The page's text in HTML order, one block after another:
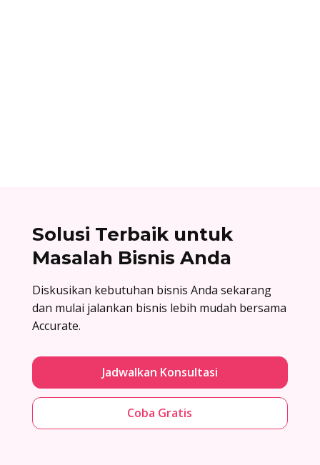
Solusi Terbaik untuk
Masalah Bisnis Anda
Diskusikan kebutuhan bisnis Anda sekarang
dan mulai jalankan bisnis lebih mudah bersama
Accurate.
Jadwalkan Konsultasi
Coba Gratis